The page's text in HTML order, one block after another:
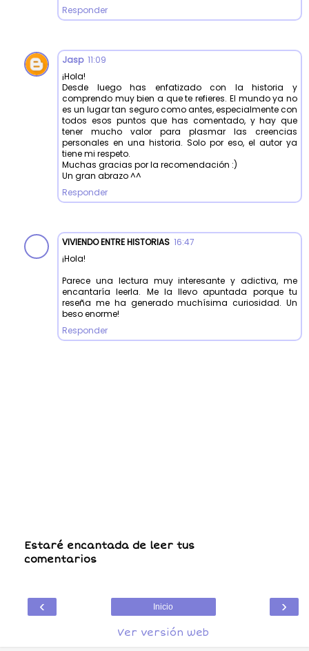
Responder
Jasp 11:09
¡Hola!
Desde luego has enfatizado con la historia y
comprendo muy bien a que te refieres. El mundo ya no
es un lugar tan seguro como antes, especialmente con
todos esos puntos que has comentado, y hay que
tener mucho valor para plasmar las creencias
personales en una historia. Solo por eso, el autor ya
tiene mi respeto.
Muchas gracias por la recomendación :)
Un gran abrazo ^^
Responder
VIVIENDO ENTRE HISTORIAS 16:47
¡Hola!
Parece una lectura muy interesante y adictiva, me
encantaría leerla. Me la llevo apuntada porque tu
reseña me ha generado muchísima curiosidad. Un
beso enorme!
Responder
Estaré encantada de leer tus
comentarios
‹ ›
Inicio
Ver versión web